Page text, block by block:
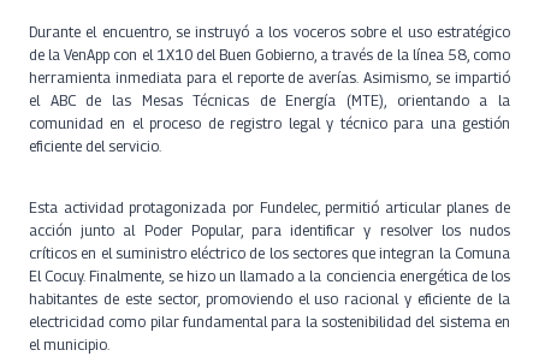
Durante el encuentro, se instruyó a los voceros sobre el uso estratégico
de la VenApp con el 1X10 del Buen Gobierno, a través de la línea 58, como
herramienta inmediata para el reporte de averías. Asimismo, se impartió
el ABC de las Mesas Técnicas de Energía (MTE), orientando a la
comunidad en el proceso de registro legal y técnico para una gestión
eficiente del servicio.
Esta actividad protagonizada por Fundelec, permitió articular planes de
acción junto al Poder Popular, para identificar y resolver los nudos
críticos en el suministro eléctrico de los sectores que integran la Comuna
El Cocuy. Finalmente, se hizo un llamado a la conciencia energética de los
habitantes de este sector, promoviendo el uso racional y eficiente de la
electricidad como pilar fundamental para la sostenibilidad del sistema en
el municipio.